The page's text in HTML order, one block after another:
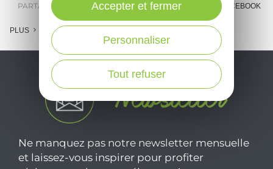
PARTAGER : E-MAIL MESSENGER FACEBOOK
PLUS
Ne manquez pas notre newsletter mensuelle
et laissez-vous inspirer pour profiter
Tout refuser
Personnaliser
Accepter et fermer